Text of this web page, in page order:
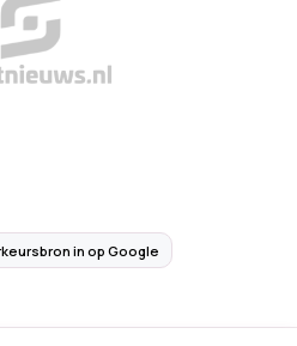
in op Google